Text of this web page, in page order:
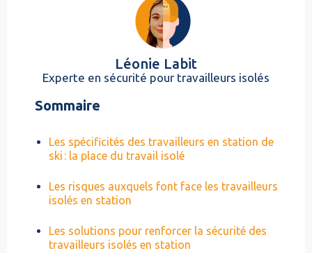
Léonie Labit
Experte en sécurité pour travailleurs isolés
Sommaire
Les spécificités des travailleurs en station de
ski : la place du travail isolé
Les risques auxquels font face les travailleurs
isolés en station
‍Les solutions pour renforcer la sécurité des
travailleurs isolés en station